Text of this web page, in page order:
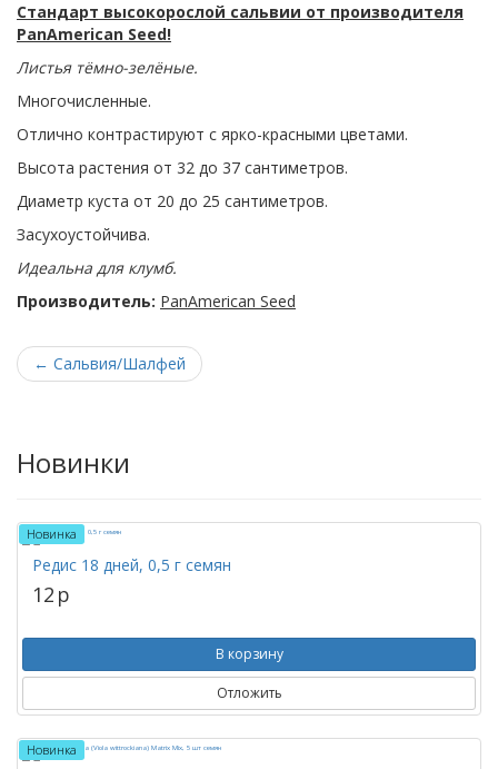
Стандарт высокорослой сальвии от производителя
PanAmerican Seed!
Листья тёмно-зелёные.
Многочисленные.
Отлично контрастируют с ярко-красными цветами.
Высота растения от 32 до 37 сантиметров.
Диаметр куста от 20 до 25 сантиметров.
Засухоустойчива.
Идеальна для клумб.
Производитель: PanAmerican Seed
← Сальвия/Шалфей
Новинки
Новинка
Редис 18 дней, 0,5 г семян
12 p
В корзину
Отложить
Новинка